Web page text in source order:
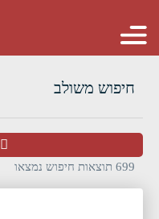
חיפוש משולב
699 תוצאות חיפוש נמצאו